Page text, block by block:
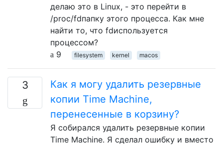
делаю это в Linux, - это перейти в
/proc/fdпапку этого процесса. Как мне
найти то, что fdиспользуется
процессом?
9
filesystem kernel macos
3
Как я могу удалить резервные
копии Time Machine,
перенесенные в корзину?
Я собирался удалить резервные копии
Time Machine. Я сделал ошибку и вместо